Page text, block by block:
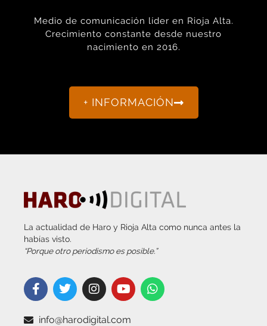
Medio de comunicación líder en Rioja Alta.
Crecimiento constante desde nuestro
nacimiento en 2016.
+ INFORMACIÓN
La actualidad de Haro y Rioja Alta como nunca antes la
habías visto.
“Porque otro periodismo es posible.”
info@harodigital.com